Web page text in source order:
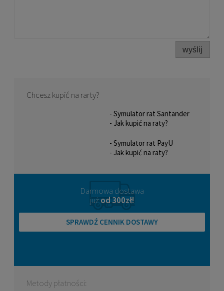
wyślij
Chcesz kupić na rarty?
- Symulator rat Santander
- Jak kupić na raty?
- Symulator rat PayU
- Jak kupić na raty?
Darmowa dostawa
już od 300zł!
SPRAWDŹ CENNIK DOSTAWY
Metody płatności: